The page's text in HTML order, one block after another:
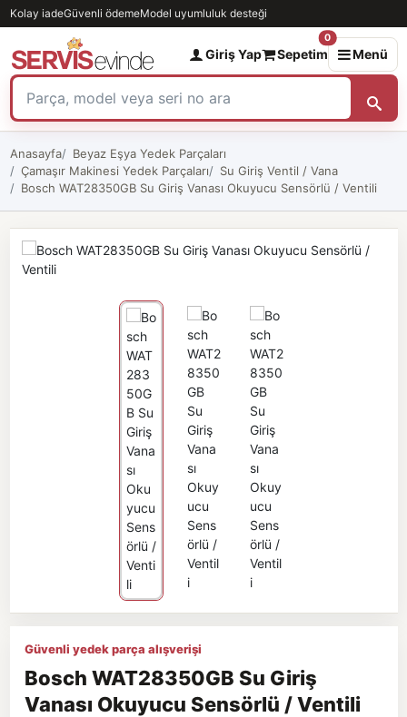
Kolay iadeGüvenli ödemeModel uyumluluk desteği
Giriş Yap Sepetim
0
Menü
Anasayfa
Beyaz Eşya Yedek Parçaları
Çamaşır Makinesi Yedek Parçaları
Su Giriş Ventil / Vana
Bosch WAT28350GB Su Giriş Vanası Okuyucu Sensörlü / Ventili
Güvenli yedek parça alışverişi
Bosch WAT28350GB Su Giriş
Vanası Okuyucu Sensörlü / Ventili